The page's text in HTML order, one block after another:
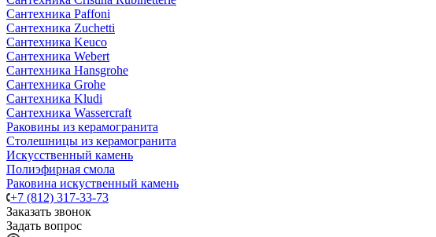
Сантехника Paffoni
Сантехника Zuchetti
Сантехника Keuco
Сантехника Webert
Сантехника Hansgrohe
Сантехника Grohe
Сантехника Kludi
Сантехника Wassercraft
Раковины из керамогранита
Столешницы из керамогранита
Искусственный камень
Полиэфирная смола
Раковина искуственный камень
+7 (812) 317-33-73
Заказать звонок
Задать вопрос